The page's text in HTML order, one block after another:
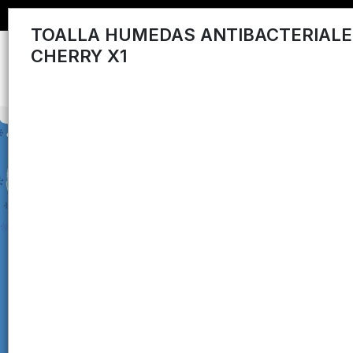
TOALLA HUMEDAS
CHERRY X1